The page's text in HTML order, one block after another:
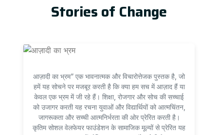
Stories of Change
आज़ादी का भ्रम” एक भावनात्मक और विचारोत्तेजक पुस्तक है, जो
हमें यह सोचने पर मजबूर करती है कि क्या हम सच में आज़ाद हैं या
केवल एक भ्रम में जी रहे हैं। शिक्षा, रोजगार और सोच की सच्चाई
को उजागर करती यह रचना युवाओं और विद्यार्थियों को आत्मचिंतन,
जागरूकता और सच्ची आत्मनिर्भरता की ओर प्रेरित करती है।
कृतिम सोशल वेलफेयर फाउंडेशन के सामाजिक मूल्यों से प्रेरित यह